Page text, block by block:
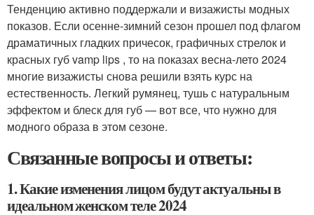
Тенденцию активно поддержали и визажисты модных
показов. Если осенне-зимний сезон прошел под флагом
драматичных гладких причесок, графичных стрелок и
красных губ vamp lips , то на показах весна-лето 2024
многие визажисты снова решили взять курс на
естественность. Легкий румянец, тушь с натуральным
эффектом и блеск для губ — вот все, что нужно для
модного образа в этом сезоне.
Связанные вопросы и ответы:
1. Какие изменения лицом будут актуальны в
идеальном женском теле 2024